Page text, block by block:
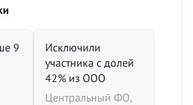
9
Исключили
участника с долей
42% из ООО
Центральный ФО,